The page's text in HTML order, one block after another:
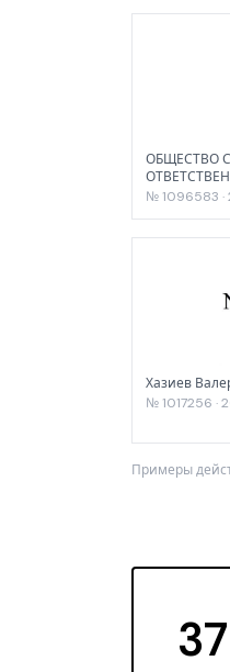
ОБЩЕСТВО
№ 1096583 ·
Хазиев
№ 1017256 ·
Примеры